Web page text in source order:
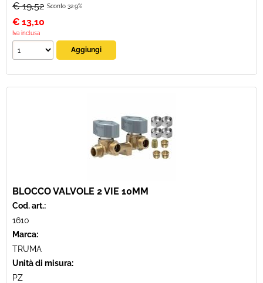
€ 19,52 Sconto 32.9%
€ 13,10
Iva inclusa
BLOCCO VALVOLE 2 VIE 10MM
Cod. art.:
1610
Marca:
TRUMA
Unità di misura:
PZ